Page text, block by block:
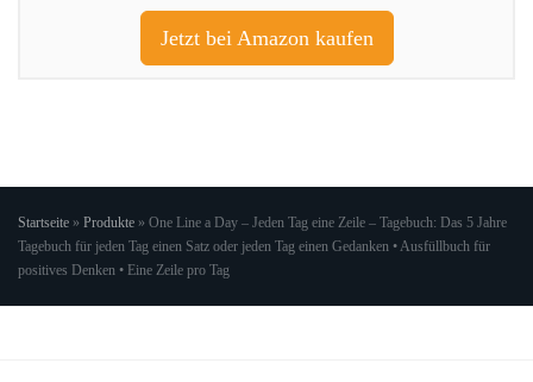
Jetzt bei Amazon kaufen
Startseite » Produkte » One Line a Day – Jeden Tag eine Zeile – Tagebuch: Das 5 Jahre
Tagebuch für jeden Tag einen Satz oder jeden Tag einen Gedanken • Ausfüllbuch für
positives Denken • Eine Zeile pro Tag